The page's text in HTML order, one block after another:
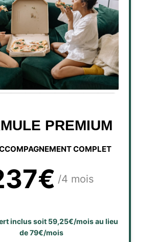
PREMIUM
COMPLET
/4 mois
inclus soit 59,25€/mois au lieu
de 79€/mois